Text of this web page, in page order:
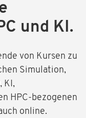
und KI.
von Kursen zu
Simulation,
KI,
HPC-bezogenen
online.